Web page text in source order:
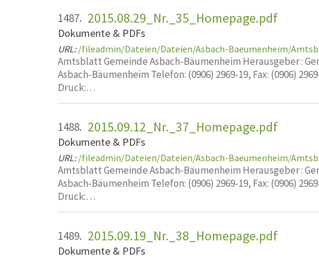
1487. 2015.08.29_Nr._35_Homepage.pdf
Dokumente & PDFs
URL: /fileadmin/Dateien/Dateien/Asbach-Baeumenheim/
Amtsblatt Gemeinde Asbach-Bäumenheim Herausgeber :
Asbach-Bäumenheim Telefon: (0906) 2969-19, Fax: (0906)
Druck:…
1488. 2015.09.12_Nr._37_Homepage.pdf
Dokumente & PDFs
URL: /fileadmin/Dateien/Dateien/Asbach-Baeumenheim/
Amtsblatt Gemeinde Asbach-Bäumenheim Herausgeber :
Asbach-Bäumenheim Telefon: (0906) 2969-19, Fax: (0906)
Druck:…
1489. 2015.09.19_Nr._38_Homepage.pdf
Dokumente & PDFs